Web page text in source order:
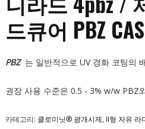
드큐어 PBZ
PBZ는 일반적으로 UV 경화 코팅의
권장 사용 수준은 0.5 - 3% w/w PBZ
카테고리: 클로미닛® 광개시제, II형 자유 라